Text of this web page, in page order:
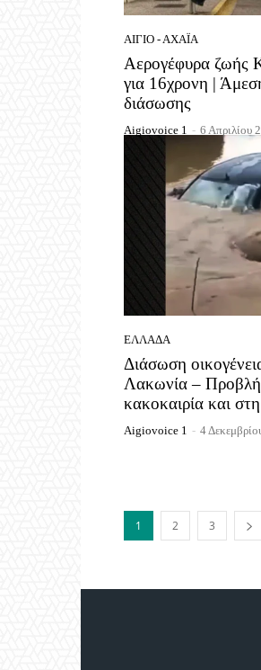
ΑΊΓΙΟ - ΑΧΑΪ́Α
Αερογέφυρα ζωής
για 16χρονη |
διάσωσης
Aigiovoice 1 - 6 Απριλίου
ΕΛΛΆΔΑ
Διάσωση
Λακωνία –
κακοκαιρία και
Aigiovoice 1 - 4
1 2 3